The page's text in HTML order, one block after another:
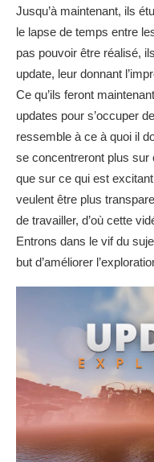
Jusqu’à maintenant, ils
le lapse de temps entre
pas pouvoir être réalisé,
update, leur donnant
Ce qu’ils feront
updates pour s’occuper
ressemble à ce à quoi il
se concentreront plus sur
que sur ce qui est
veulent être plus
de travailler, d’où cette
Entrons dans le vif du
but d’améliorer